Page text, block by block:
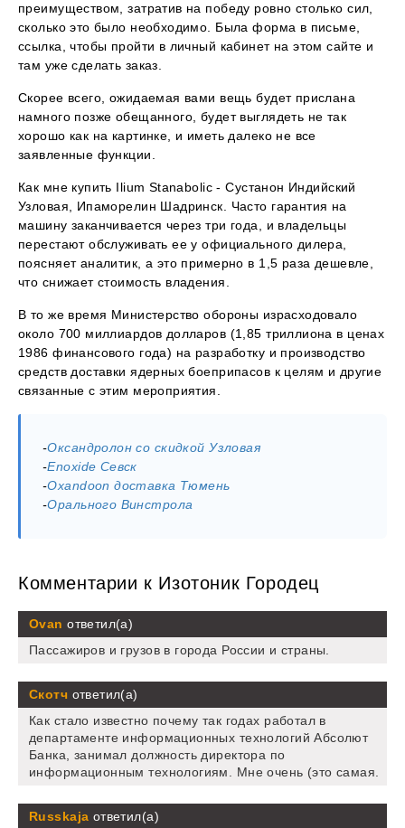
преимуществом, затратив на победу ровно столько сил,
сколько это было необходимо. Была форма в письме,
ссылка, чтобы пройти в личный кабинет на этом сайте и
там уже сделать заказ.
Скорее всего, ожидаемая вами вещь будет прислана
намного позже обещанного, будет выглядеть не так
хорошо как на картинке, и иметь далеко не все
заявленные функции.
Как мне купить Ilium Stanabolic - Сустанон Индийский
Узловая, Ипаморелин Шадринск. Часто гарантия на
машину заканчивается через три года, и владельцы
перестают обслуживать ее у официального дилера,
поясняет аналитик, а это примерно в 1,5 раза дешевле,
что снижает стоимость владения.
В то же время Министерство обороны израсходовало
около 700 миллиардов долларов (1,85 триллиона в ценах
1986 финансового года) на разработку и производство
средств доставки ядерных боеприпасов к целям и другие
связанные с этим мероприятия.
-Оксандролон со скидкой Узловая
-Enoxide Севск
-Oxandoon доставка Тюмень
-Орального Винстрола
Комментарии к Изотоник Городец
Ovan ответил(а)
Пассажиров и грузов в города России и страны.
Скотч ответил(а)
Как стало известно почему так годах работал в
департаменте информационных технологий Абсолют
Банка, занимал должность директора по
информационным технологиям. Мне очень (это самая.
Russkaja ответил(а)